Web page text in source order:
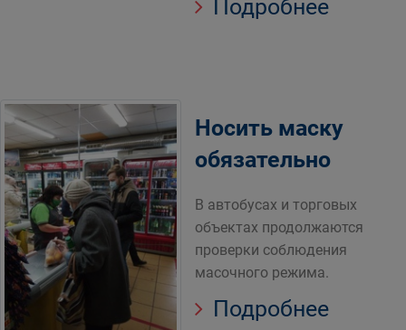
Подробнее
Носить маску
обязательно
В автобусах и торговых
объектах продолжаются
проверки соблюдения
масочного режима.
Подробнее